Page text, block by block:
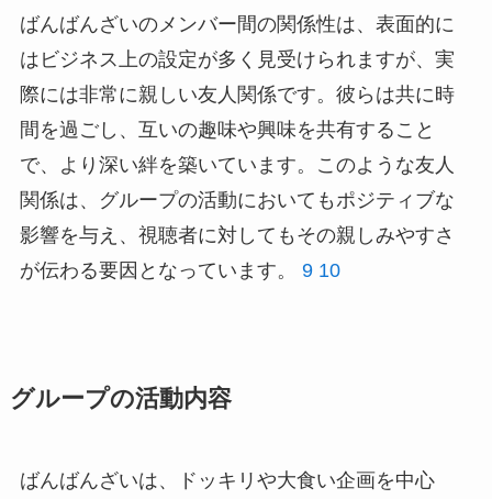
ばんばんざいのメンバー間の関係性は、表面的に
はビジネス上の設定が多く見受けられますが、実
際には非常に親しい友人関係です。彼らは共に時
間を過ごし、互いの趣味や興味を共有すること
で、より深い絆を築いています。このような友人
関係は、グループの活動においてもポジティブな
影響を与え、視聴者に対してもその親しみやすさ
が伝わる要因となっています。 9 10
グループの活動内容
ばんばんざいは、ドッキリや大食い企画を中心